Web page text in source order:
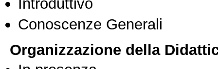
Introduttivo
Conoscenze Generali
Organizzazione della